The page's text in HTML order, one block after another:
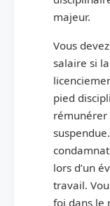
majeur.
Vous
salaire si
pied
lors d’un
travail.
foi dans le